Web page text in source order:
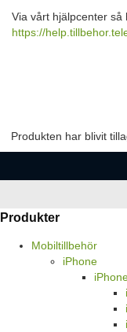
Via vårt hjälpcenter
https://
Produkten har blivit
Produkter
Mobiltillbehör
iPhone